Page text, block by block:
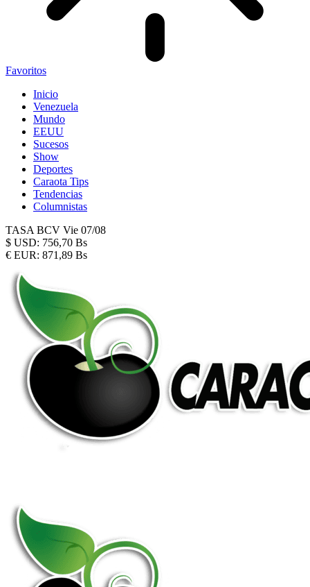
Favoritos
Inicio
Venezuela
Mundo
EEUU
Sucesos
Show
Deportes
Caraota Tips
Tendencias
Columnistas
TASA BCV Vie 07/08
$ USD: 756,70 Bs
€ EUR: 871,89 Bs